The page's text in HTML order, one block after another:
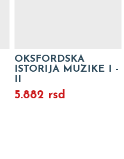
OKSFORDSKA
ISTORIJA MUZIKE I -
II
5.882 rsd